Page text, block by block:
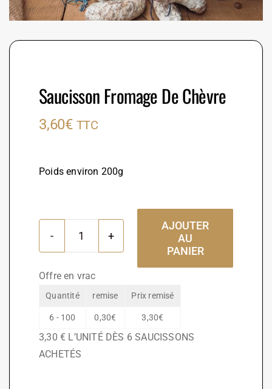
Saucisson Fromage De Chèvre
3,60€ TTC
Poids environ 200g
Saucisson
fromage
chèvre
AJOUTER
AU
PANIER
Offre en vrac
Quantité remise Prix remisé
6 - 100 0,30€ 3,30€
3,30 € L’UNITÉ DÈS 6 SAUCISSONS
ACHETÉS